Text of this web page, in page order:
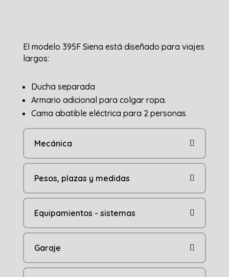
El modelo 395F Siena está diseñado para viajes
largos:
Ducha separada
Armario adicional para colgar ropa.
Cama abatible eléctrica para 2 personas
Mecánica
Pesos, plazas y medidas
Equipamientos - sistemas
Garaje